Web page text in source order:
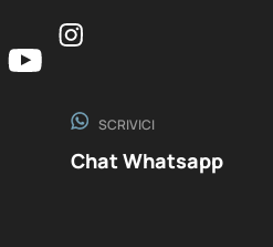
SCRIVICI
Chat Whatsapp